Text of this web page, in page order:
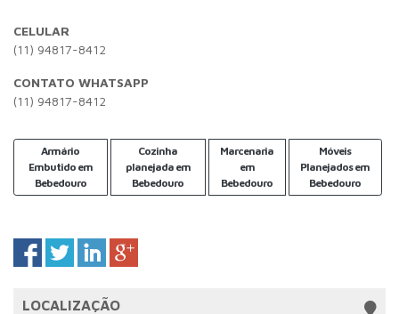
CELULAR
(11) 94817-8412
CONTATO WHATSAPP
(11) 94817-8412
Armário
Embutido em
Bebedouro
Cozinha
planejada em
Bebedouro
Marcenaria
em
Bebedouro
Móveis
Planejados em
Bebedouro
LOCALIZAÇÃO